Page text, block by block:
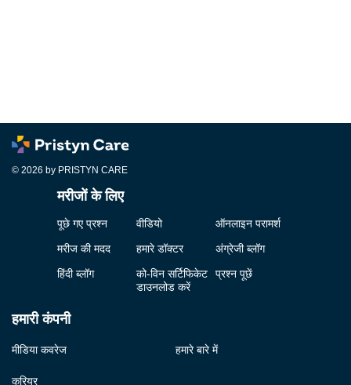
© 2026 by PRISTYN CARE
मरीजों के लिए
पूछे गए प्रश्न वीडियो ऑनलाइन परामर्श
मरीज की मदद हमारे डॉक्टर अंग्रेजी ब्लॉग
हिंदी ब्लॉग
को-विन सर्टिफिकेट
डाउनलोड करें
प्रश्न पूछें
हमारी कंपनी
मीडिया कवरेज हमारे बारे में
करियर